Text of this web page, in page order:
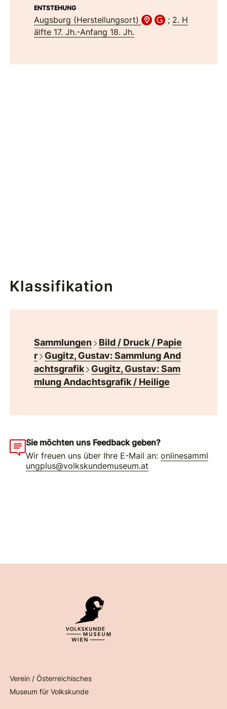
ENTSTEHUNG
Augsburg (Herstellungsort) ; 2. H
älfte 17. Jh.-Anfang 18. Jh.
Klassifikation
Sammlungen
Bild / Druck / Papie
r
Gugitz, Gustav: Sammlung And
achtsgrafik
Gugitz, Gustav: Sam
mlung Andachtsgrafik / Heilige
Sie möchten uns Feedback geben?
Wir freuen uns über Ihre E-Mail an:onlinesamml
ungplus@volkskundemuseum.at
Verein / Österreichisches
Museum für Volkskunde